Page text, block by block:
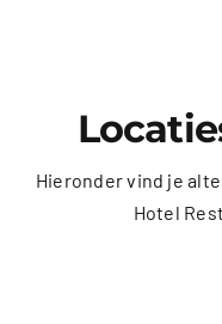
Hieronder vind je
Hotel